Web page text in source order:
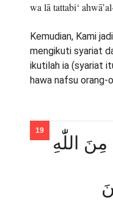
wa lā tattabi‘
Kemudian, Kami
mengikuti syariat
ikutilah ia (syariat
hawa nafsu orang-
مِنَ اللّٰهِ